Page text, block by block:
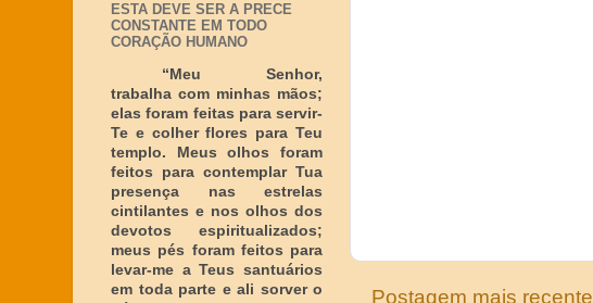
Postagem mais recente
ESTA DEVE SER A PRECE
CONSTANTE EM TODO
CORAÇÃO HUMANO
“Meu Senhor,
trabalha com minhas mãos;
elas foram feitas para servir-
Te e colher flores para Teu
templo. Meus olhos foram
feitos para contemplar Tua
presença nas estrelas
cintilantes e nos olhos dos
devotos espiritualizados;
meus pés foram feitos para
levar-me a Teus santuários
em toda parte e ali sorver o